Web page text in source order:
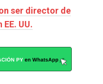
ser director de
UU.